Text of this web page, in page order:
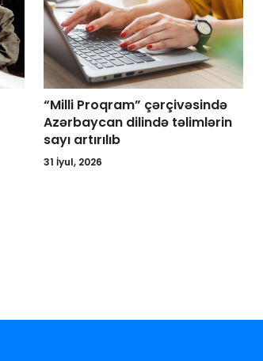
“Milli Proqram” çərçivəsində
Azərbaycan dilində təlimlərin
sayı artırılıb
31 İyul, 2026